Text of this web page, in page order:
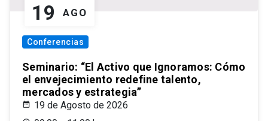
19 AGO
Conferencias
Seminario: “El Activo que Ignoramos: Cómo
el envejecimiento redefine talento,
mercados y estrategia”
19 de Agosto de 2026